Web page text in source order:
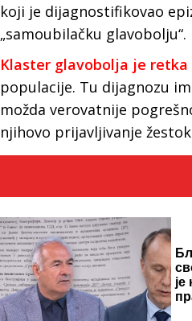
koji je dijagnostifikovao
„samoubilačku glavobolju“.
Klaster glavobolja je
populacije. Tu dijagnozu
možda verovatnije
njihovo prijavljivanje